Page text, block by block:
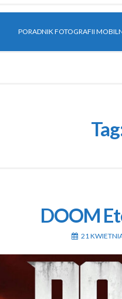
PORADNIK FOTOGRAFII
DOOM
21